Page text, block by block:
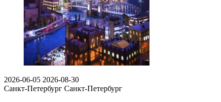
2026-06-05 2026-08-30
Санкт-Петербург Санкт-Петербург